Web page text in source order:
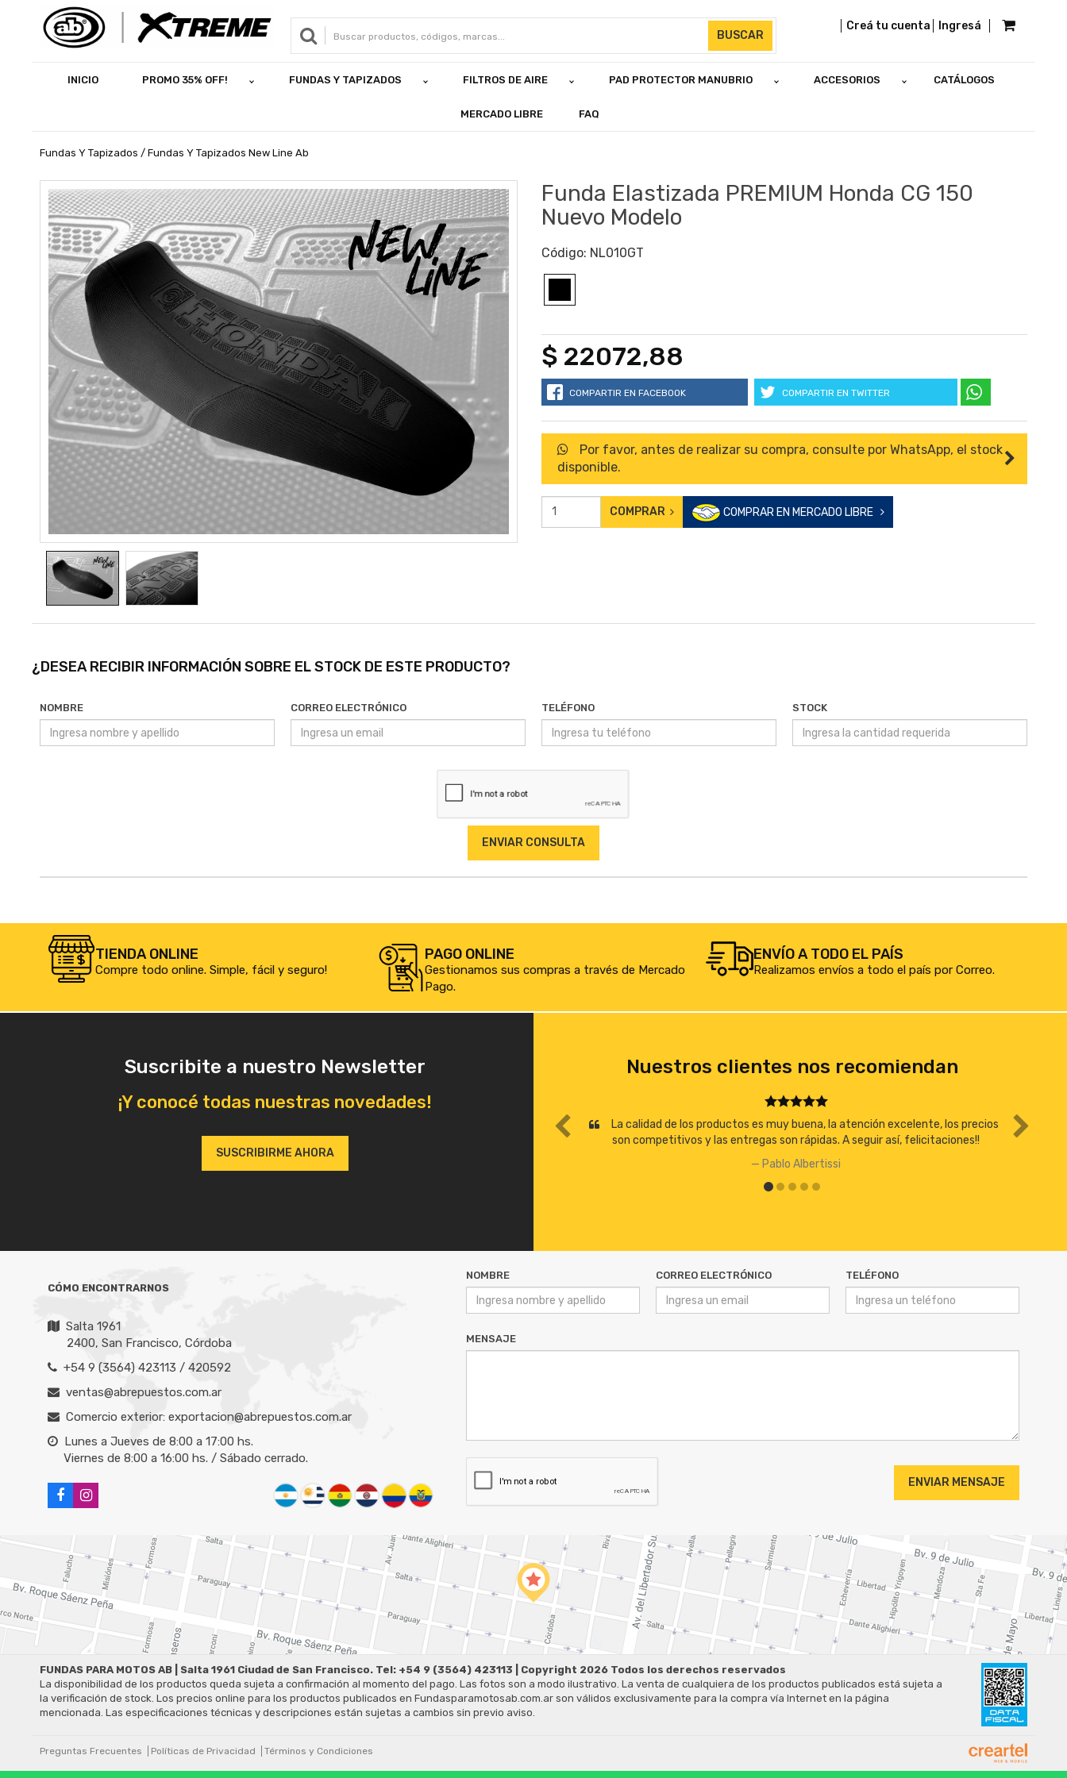
BUSCAR
Creá tu cuenta Ingresá
INICIO PROMO 35% OFF! FUNDAS Y TAPIZADOS FILTROS DE AIRE PAD PROTECTOR MANUBRIO ACCESORIOS CATÁLOGOS
MERCADO LIBRE FAQ
Fundas Y Tapizados / Fundas Y Tapizados New Line Ab
Funda Elastizada PREMIUM Honda CG 150
Nuevo Modelo
Código: NL010GT
$ 22072,88
COMPARTIR EN FACEBOOK COMPARTIR EN TWITTER
Por favor, antes de realizar su compra, consulte por WhatsApp, el stock
disponible.
COMPRAR COMPRAR EN MERCADO LIBRE
¿DESEA RECIBIR INFORMACIÓN SOBRE EL STOCK DE ESTE PRODUCTO?
NOMBRE CORREO ELECTRÓNICO TELÉFONO STOCK
TIENDA ONLINE
Compre todo online. Simple, fácil y seguro!
PAGO ONLINE
Gestionamos sus compras a través de Mercado
Pago.
ENVÍO A TODO EL PAÍS
Realizamos envíos a todo el país por Correo.
Suscribite a nuestro Newsletter
¡Y conocé todas nuestras novedades!
SUSCRIBIRME AHORA
Nuestros clientes nos recomiendan
La calidad de los productos es muy buena, la atención excelente, los precios
son competitivos y las entregas son rápidas. A seguir así, felicitaciones!!
Pablo Albertissi
CÓMO ENCONTRARNOS
Salta 1961
2400, San Francisco, Córdoba
+54 9 (3564) 423113 / 420592
ventas@abrepuestos.com.ar
Comercio exterior: exportacion@abrepuestos.com.ar
Lunes a Jueves de 8:00 a 17:00 hs.
Viernes de 8:00 a 16:00 hs. / Sábado cerrado.
NOMBRE CORREO ELECTRÓNICO TELÉFONO
MENSAJE
ENVIAR MENSAJE
FUNDAS PARA MOTOS AB | Salta 1961 Ciudad de San Francisco. Tel: +54 9 (3564) 423113 | Copyright 2026 Todos los derechos reservados
La disponibilidad de los productos queda sujeta a confirmación al momento del pago. Las fotos son a modo ilustrativo. La venta de cualquiera de los productos publicados está sujeta a
la verificación de stock. Los precios online para los productos publicados en Fundasparamotosab.com.ar son válidos exclusivamente para la compra vía Internet en la página
mencionada. Las especificaciones técnicas y descripciones están sujetas a cambios sin previo aviso.
Preguntas Frecuentes Políticas de Privacidad Términos y Condiciones